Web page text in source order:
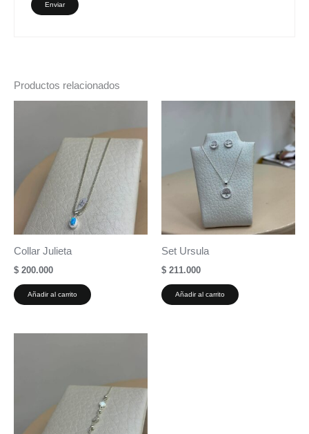
Productos relacionados
Collar Julieta
$ 200.000
Añadir al carrito
Set Ursula
$ 211.000
Añadir al carrito